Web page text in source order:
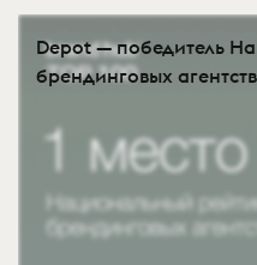
Depot — победитель
брендинговых